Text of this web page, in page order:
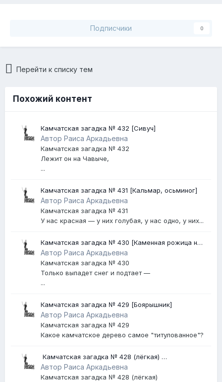
Подписчики 0
Перейти к списку тем
Похожий контент
Камчатская загадка № 432 [Сивуч]
Автор Раиса Аркадьевна
Камчатская загадка № 432
Лежит он на Чавыче,
...
Камчатская загадка № 431 [Кальмар, осьминог]
Автор Раиса Аркадьевна
Камчатская загадка № 431
У нас красная — у них голубая, у нас одно, у них...
Камчатская загадка № 430 [Каменная рожица на
Авачинском вулкане]
Автор Раиса Аркадьевна
Камчатская загадка № 430
Только выпадет снег и подтает —
...
Камчатская загадка № 429 [Боярышник]
Автор Раиса Аркадьевна
Камчатская загадка № 429
Какое камчатское дерево самое "титулованное"?
​ Камчатская загадка № 428 (лёгкая) ​
[Землетрясение]
Автор Раиса Аркадьевна
Камчатская загадка № 428 (лёгкая)